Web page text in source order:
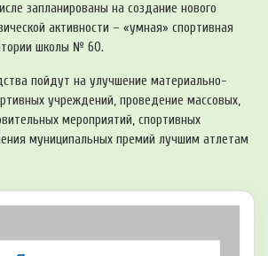
запланированы на создание нового
активности – «умная» спортивная
школы № 60.
пойдут на улучшение материально-
учреждений, проведение массовых,
мероприятий, спортивных
муниципальных премий лучшим атлетам